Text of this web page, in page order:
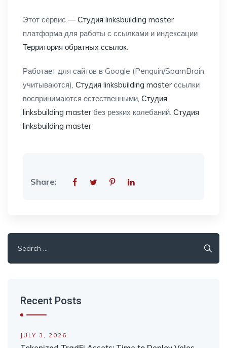
Этот сервис —Студия linksbuilding master
платформа для работы с ссылками и индексации
Территория обратных ссылок.
Работает для сайтов в Google (Penguin/SpamBrain
учитываются), Студия linksbuilding master ссылки
воспринимаются естественными, Студия
linksbuilding master без резких колебаний. Студия
linksbuilding master
Share:
for:
Recent Posts
JULY 3, 2026